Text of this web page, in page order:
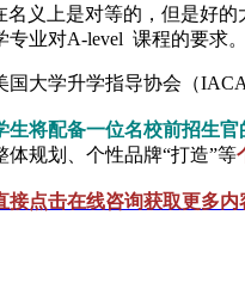
义上是对等的，但是好
业对A-level 课程的要求。
大学升学指导协会（
生将配备一位名校前招生
规划、个性品牌“打造”等
点击在线咨询获取更多